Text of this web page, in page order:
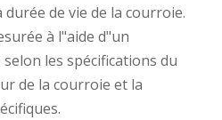
de vie de la courroie.
à l"aide d"un
les spécifications du
de la courroie et la